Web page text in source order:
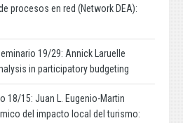
procesos en red (Network DEA):
19/29: Annick Laruelle
in participatory budgeting
18/15: Juan L. Eugenio-Martin
del impacto local del turismo: